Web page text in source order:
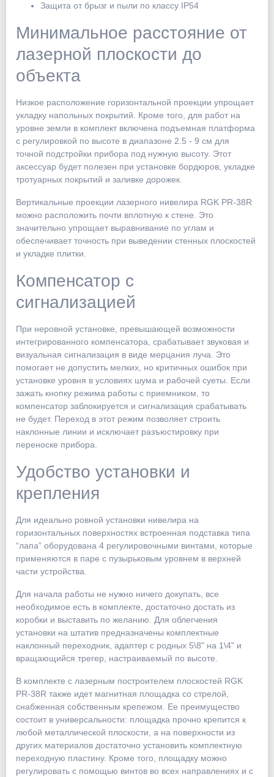
Защита от брызг и пыли по классу IP54
Минимальное расстояние от
лазерной плоскости до
объекта
Низкое расположение горизонтальной проекции упрощает
укладку напольных покрытий. Кроме того, для работ на
уровне земли в комплект включена подъемная платформа
с регулировкой по высоте в диапазоне 2.5 - 9 см для
точной подстройки прибора под нужную высоту. Этот
аксессуар будет полезен при установке бордюров, укладке
тротуарных покрытий и заливке дорожек.
Вертикальные проекции лазерного нивелира RGK PR-38R
можно расположить почти вплотную к стене. Это
значительно упрощает выравнивание по углам и
обеспечивает точность при выведении стенных плоскостей
и укладке плитки.
Компенсатор с
сигнализацией
При неровной установке, превышающей возможности
интегрированного компенсатора, срабатывает звуковая и
визуальная сигнализация в виде мерцания луча. Это
помогает не допустить мелких, но критичных ошибок при
установке уровня в условиях шума и рабочей суеты. Если
зажать кнопку режима работы с приемником, то
компенсатор заблокируется и сигнализация срабатывать
не будет. Переход в этот режим позволяет строить
наклонные линии и исключает разъюстировку при
переноске прибора.
Удобство установки и
крепления
Для идеально ровной установки нивелира на
горизонтальных поверхностях встроенная подставка типа
“лапа” оборудована 4 регулировочными винтами, которые
применяются в паре с пузырьковым уровнем в верхней
части устройства.
Для начала работы не нужно ничего докупать, все
необходимое есть в комплекте, достаточно достать из
коробки и выставить по желанию. Для облегчения
установки на штатив предназначены комплектные
наклонный переходник, адаптер с родных 5\8" на 1\4" и
вращающийся трегер, настраиваемый по высоте.
В комплекте с лазерным построителем плоскостей RGK
PR-38R также идет магнитная площадка со стрелой,
снабженная собственным крепежом. Ее преимущество
состоит в универсальности: площадка прочно крепится к
любой металлической плоскости, а на поверхности из
других материалов достаточно установить комплектную
переходную пластину. Кроме того, площадку можно
регулировать с помощью винтов во всех направлениях и с